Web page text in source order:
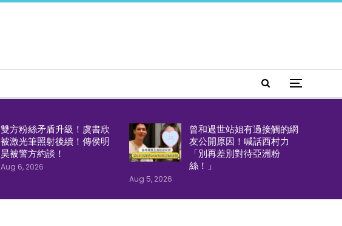
雙方粉絲矛盾升級！虞書欣
被激光筆照射後續！傳侯明
昊被警方約談！
Aug 6, 2026
曾和過世站姐有過接觸的網
友公開原因！喊話西村力
「別再差別對待亞洲粉
絲！」
Aug 5, 2026